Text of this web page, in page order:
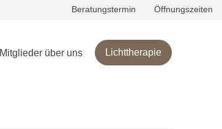
Beratungstermin Öffnungszeiten
Mitglieder über uns Lichttherapie